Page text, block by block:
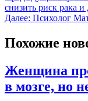
снизить риск рака
Далее: Психолог
Похожие
Женщина
в мозге, но